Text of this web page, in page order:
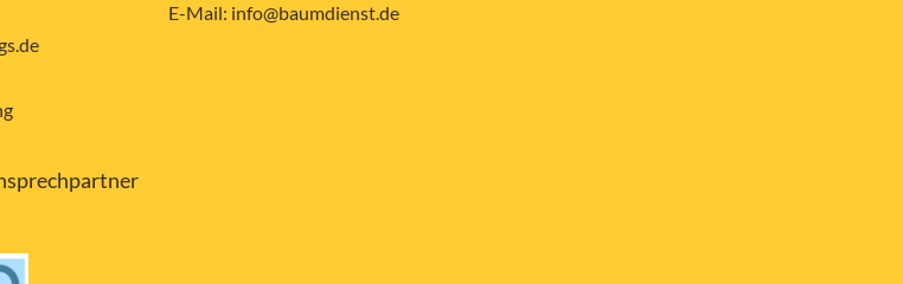
E-Mail: info@baumdienst.de